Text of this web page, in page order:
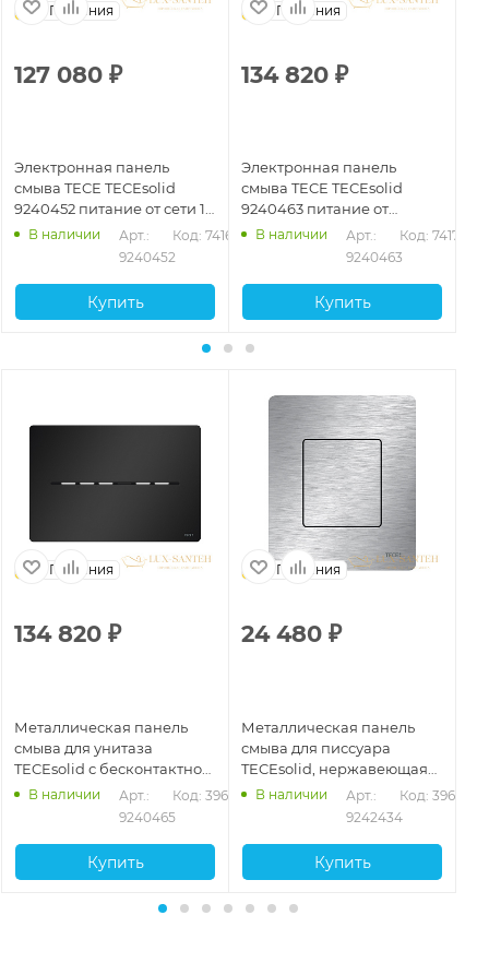
Германия
127 080 ₽
Электронная панель
смыва TECE TECEsolid
9240452 питание от сети 12
В, белый глянцевый
В наличии
Арт.:
9240452
Код: 74167
Купить
Германия
134 820 ₽
Электронная панель
смыва TECE TECEsolid
9240463 питание от
батареи 6 В, белый
В наличии
Арт.:
9240463
Код: 74172
Купить
Германия
134 820 ₽
Металлическая панель
смыва для унитаза
TECEsolid с бесконтактной
активацией, батарея 6 В,
черный матовый, 9240465
В наличии
Арт.:
9240465
Код: 39662
Купить
Германия
24 480 ₽
Металлическая панель
смыва для писсуара
TECEsolid, нержавеющая
сталь сатин, покрытие
против отпечатков
В наличии
Арт.:
9242434
Код: 39659
Купить